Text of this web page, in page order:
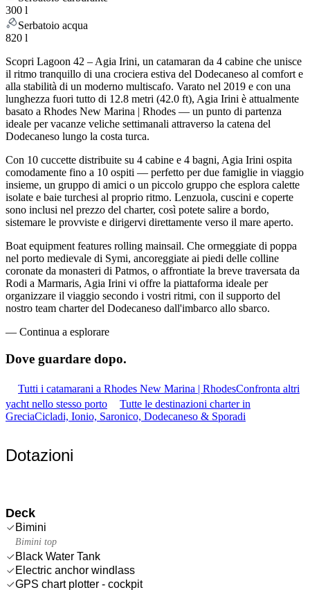
300 l
Serbatoio acqua
820 l
Scopri Lagoon 42 – Agia Irini, un catamaran da 4 cabine che unisce
il ritmo tranquillo di una crociera estiva del Dodecaneso al comfort e
alla stabilità di un moderno multiscafo. Varato nel 2019 e con una
lunghezza fuori tutto di 12.8 metri (42.0 ft), Agia Irini è attualmente
basato a Rhodes New Marina | Rhodes — un punto di partenza
ideale per vacanze veliche settimanali attraverso la catena del
Dodecaneso lungo la costa turca.
Con 10 cuccette distribuite su 4 cabine e 4 bagni, Agia Irini ospita
comodamente fino a 10 ospiti — perfetto per due famiglie in viaggio
insieme, un gruppo di amici o un piccolo gruppo che esplora calette
isolate e baie turchesi al proprio ritmo. Lenzuola, cuscini e coperte
sono inclusi nel prezzo del charter, così potete salire a bordo,
sistemare le provviste e dirigervi direttamente verso il mare aperto.
Boat equipment features rolling mainsail. Che ormeggiate di poppa
nel porto medievale di Symi, ancoreggiate ai piedi delle colline
coronate da monasteri di Patmos, o affrontiate la breve traversata da
Rodi a Marmaris, Agia Irini vi offre la piattaforma ideale per
organizzare il viaggio secondo i vostri ritmi, con il supporto del
nostro team charter del Dodecaneso dall'imbarco allo sbarco.
— Continua a esplorare
Dove guardare dopo.
Tutti i catamarani a Rhodes New Marina | RhodesConfronta altri
yacht nello stesso porto
Tutte le destinazioni charter in
GreciaCicladi, Ionio, Saronico, Dodecaneso & Sporadi
Dotazioni
Deck
Bimini
Bimini top
Black Water Tank
Electric anchor windlass
GPS chart plotter - cockpit